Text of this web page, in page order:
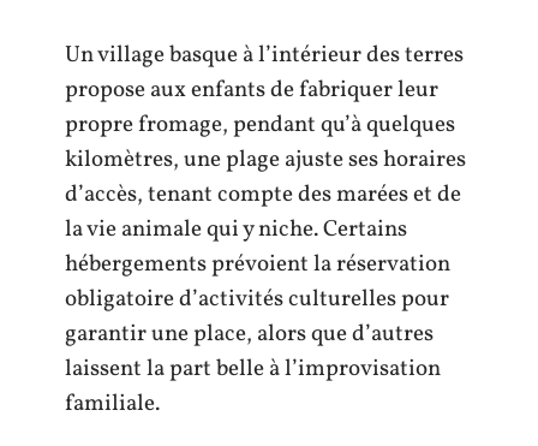
Un village basque à l’intérieur des terres
propose aux enfants de fabriquer leur
propre fromage, pendant qu’à quelques
kilomètres, une plage ajuste ses horaires
d’accès, tenant compte des marées et de
la vie animale qui y niche. Certains
hébergements prévoient la réservation
obligatoire d’activités culturelles pour
garantir une place, alors que d’autres
laissent la part belle à l’improvisation
familiale.